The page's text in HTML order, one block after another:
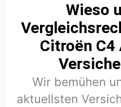
Wieso
Citroën
Wir bemühen
aktuellsten